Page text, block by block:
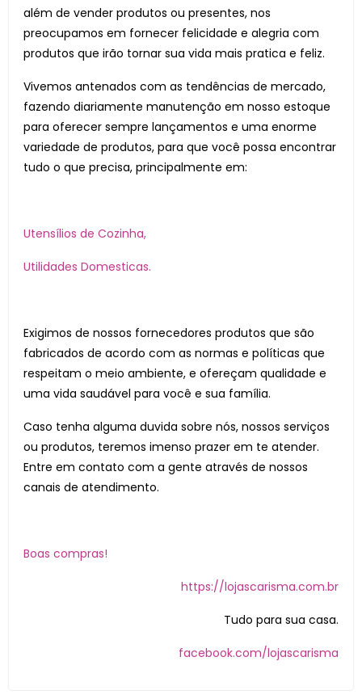
além de vender produtos ou presentes, nos
preocupamos em fornecer felicidade e alegria com
produtos que irão tornar sua vida mais pratica e feliz.
Vivemos antenados com as tendências de mercado,
fazendo diariamente manutenção em nosso estoque
para oferecer sempre lançamentos e uma enorme
variedade de produtos, para que você possa encontrar
tudo o que precisa, principalmente em:
Utensílios de Cozinha,
Utilidades Domesticas.
Exigimos de nossos fornecedores produtos que são
fabricados de acordo com as normas e políticas que
respeitam o meio ambiente, e ofereçam qualidade e
uma vida saudável para você e sua família.
Caso tenha alguma duvida sobre nós, nossos serviços
ou produtos, teremos imenso prazer em te atender.
Entre em contato com a gente através de nossos
canais de atendimento.
Boas compras!
https://lojascarisma.com.br
Tudo para sua casa.
facebook.com/lojascarisma